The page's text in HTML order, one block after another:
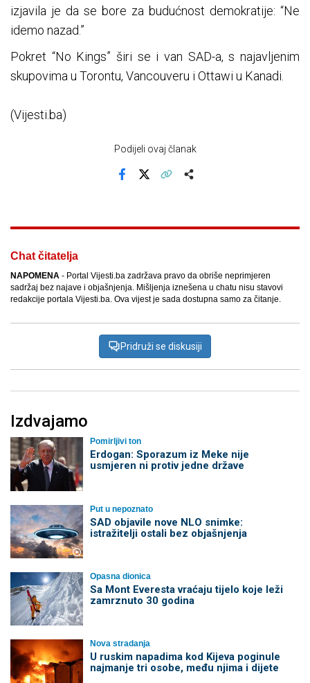
izjavila je da se bore za budućnost demokratije: “Ne
idemo nazad.”
Pokret “No Kings” širi se i van SAD-a, s najavljenim
skupovima u Torontu, Vancouveru i Ottawi u Kanadi.
(Vijesti.ba)
Podijeli ovaj članak
Chat čitatelja
NAPOMENA - Portal Vijesti.ba zadržava pravo da obriše neprimjeren
sadržaj bez najave i objašnjenja. Mišljenja iznešena u chatu nisu stavovi
redakcije portala Vijesti.ba. Ova vijest je sada dostupna samo za čitanje.
Pridruži se diskusiji
Izdvajamo
Pomirljivi ton
Erdogan: Sporazum iz Meke nije
usmjeren ni protiv jedne države
Put u nepoznato
SAD objavile nove NLO snimke:
istražitelji ostali bez objašnjenja
Opasna dionica
Sa Mont Everesta vraćaju tijelo koje leži
zamrznuto 30 godina
Nova stradanja
U ruskim napadima kod Kijeva poginule
najmanje tri osobe, među njima i dijete